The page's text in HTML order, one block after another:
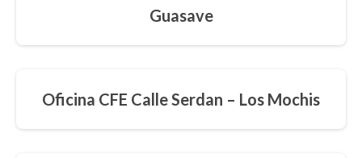
Guasave
Oficina CFE Calle Serdan – Los Mochis